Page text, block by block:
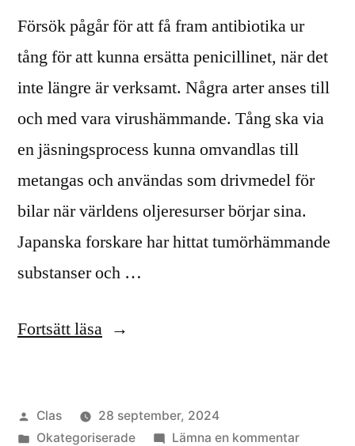
Försök pågår för att få fram antibiotika ur
tång för att kunna ersätta penicillinet, när det
inte längre är verksamt. Några arter anses till
och med vara virushämmande. Tång ska via
en jäsningsprocess kunna omvandlas till
metangas och användas som drivmedel för
bilar när världens oljeresurser börjar sina.
Japanska forskare har hittat tumörhämmande
substanser och …
Fortsätt läsa”Tång”
Publicerat
av
Clas
28 september, 2024
Publicerat
Okategoriserade Lämna en kommentartill